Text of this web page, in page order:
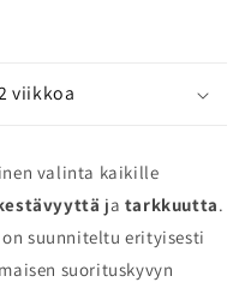
viikkoa
valinta kaikille
ja tarkkuutta.
suunniteltu erityisesti
suorituskyvyn